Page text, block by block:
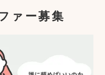
ァー募集